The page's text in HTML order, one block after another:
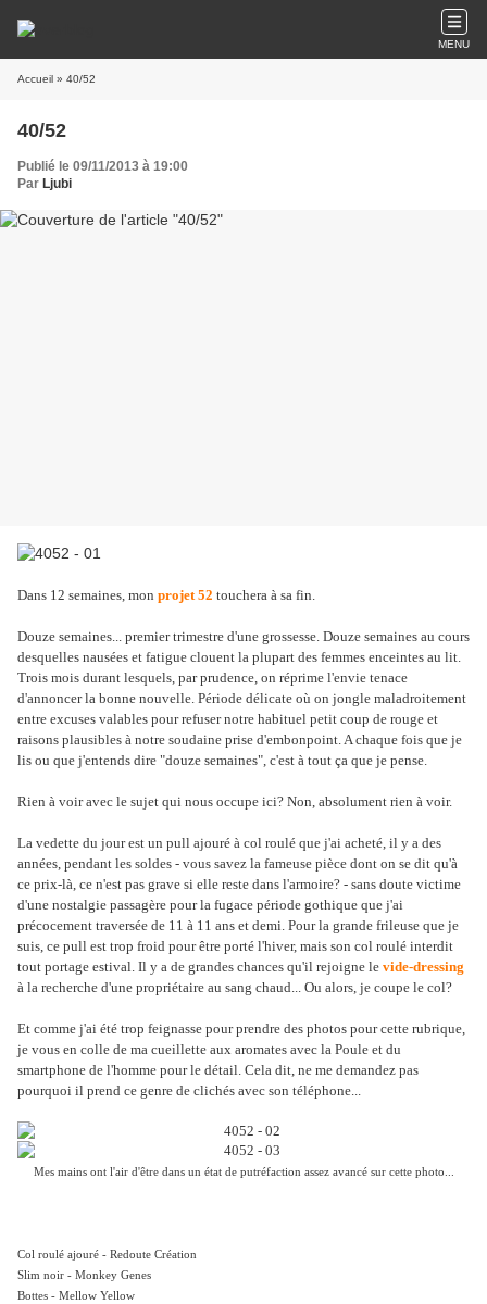
MENU
Accueil » 40/52
40/52
Publié le 09/11/2013 à 19:00
Par Ljubi
Dans 12 semaines, mon projet 52 touchera à sa fin.
Douze semaines... premier trimestre d'une grossesse. Douze semaines au cours
desquelles nausées et fatigue clouent la plupart des femmes enceintes au lit.
Trois mois durant lesquels, par prudence, on réprime l'envie tenace
d'annoncer la bonne nouvelle. Période délicate où on jongle maladroitement
entre excuses valables pour refuser notre habituel petit coup de rouge et
raisons plausibles à notre soudaine prise d'embonpoint. A chaque fois que je
lis ou que j'entends dire "douze semaines", c'est à tout ça que je pense.
Rien à voir avec le sujet qui nous occupe ici? Non, absolument rien à voir.
La vedette du jour est un pull ajouré à col roulé que j'ai acheté, il y a des
années, pendant les soldes - vous savez la fameuse pièce dont on se dit qu'à
ce prix-là, ce n'est pas grave si elle reste dans l'armoire? - sans doute victime
d'une nostalgie passagère pour la fugace période gothique que j'ai
précocement traversée de 11 à 11 ans et demi. Pour la grande frileuse que je
suis, ce pull est trop froid pour être porté l'hiver, mais son col roulé interdit
tout portage estival. Il y a de grandes chances qu'il rejoigne le vide-dressing
à la recherche d'une propriétaire au sang chaud... Ou alors, je coupe le col?
Et comme j'ai été trop feignasse pour prendre des photos pour cette rubrique,
je vous en colle de ma cueillette aux aromates avec la Poule et du
smartphone de l'homme pour le détail. Cela dit, ne me demandez pas
pourquoi il prend ce genre de clichés avec son téléphone...
Mes mains ont l'air d'être dans un état de putréfaction assez avancé sur cette photo...
Col roulé ajouré - Redoute Création
Slim noir - Monkey Genes
Bottes - Mellow Yellow